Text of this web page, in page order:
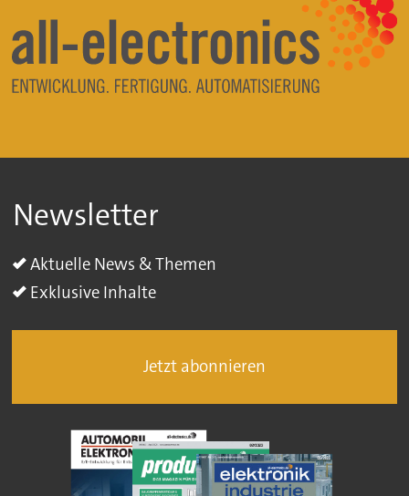
Newsletter
Aktuelle News & Themen
Exklusive Inhalte
Jetzt abonnieren